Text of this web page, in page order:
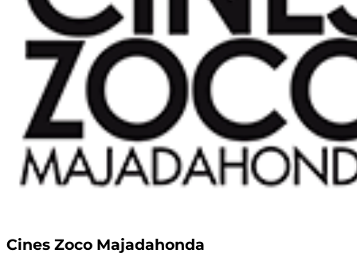
Cines Zoco Majadahonda